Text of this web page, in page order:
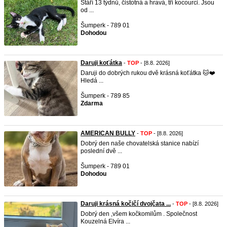
Stáří 13 týdnů, čistotná a hravá, tři kocourci. Jsou
od ...
Šumperk - 789 01
Dohodou
Daruji koťátka - TOP - [8.8. 2026]
Daruji do dobrých rukou dvě krásná koťátka 🐱❤️
Hledá ...
Šumperk - 789 85
Zdarma
AMERICAN BULLY - TOP - [8.8. 2026]
Dobrý den naše chovatelská stanice nabízí
poslední dvě ...
Šumperk - 789 01
Dohodou
Daruji krásná kočičí dvojčata ... - TOP - [8.8. 2026]
Dobrý den ,všem kočkomilům . Společnost
Kouzelná Elvíra ...